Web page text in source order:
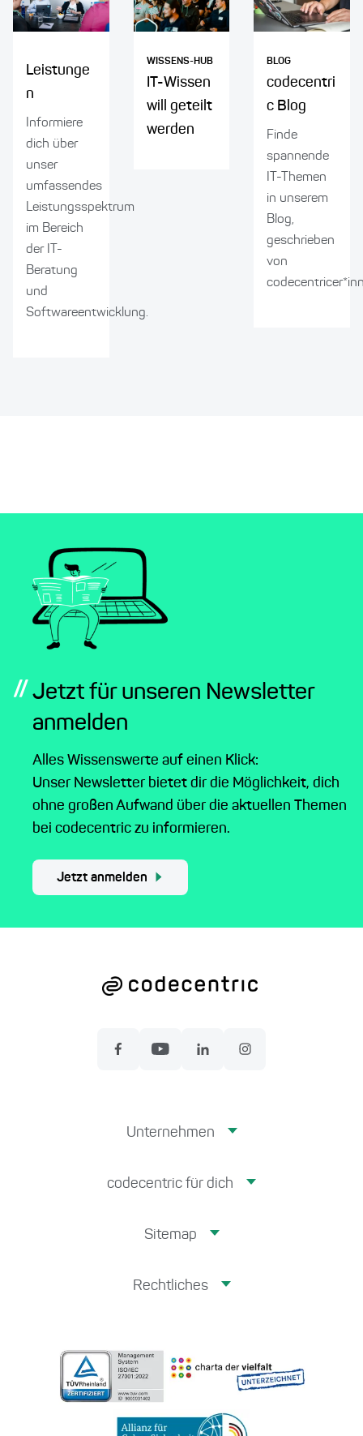
Leistunge
n
Informiere
dich über
unser
umfassendes
Leistungsspektrum
im Bereich
der IT-
Beratung
und
Softwareentwicklung.
WISSENS-HUB
IT-Wissen
will geteilt
werden
BLOG
codecentri
c Blog
Finde
spannende
IT-Themen
in unserem
Blog,
geschrieben
von
// Jetzt für unseren Newsletter
anmelden
Alles Wissenswerte auf einen Klick:
Unser Newsletter bietet dir die Möglichkeit, dich
ohne großen Aufwand über die aktuellen Themen
bei codecentric zu informieren.
Jetzt anmelden
Unternehmen
codecentric für dich
Sitemap
Rechtliches